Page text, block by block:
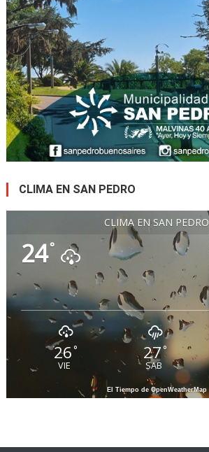
CLIMA EN SAN PEDRO
CLIMA EN SAN PEDRO
24°
26°
VIE
27 °
SAB
El Tiempo de OpenWeatherMap